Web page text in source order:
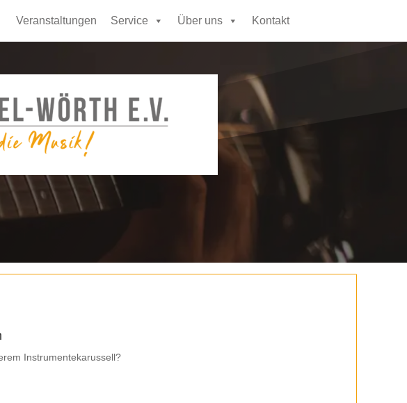
Veranstaltungen Service Über uns Kontakt
Instrumentekarussell?